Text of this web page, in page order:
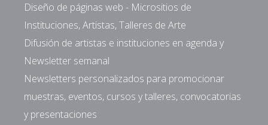
Diseño de páginas web - Micrositios de
Instituciones, Artistas, Talleres de Arte
Difusión de artistas e instituciones en agenda y
Newsletter semanal
Newsletters personalizados para promocionar
muestras, eventos, cursos y talleres, convocatorias
y presentaciones